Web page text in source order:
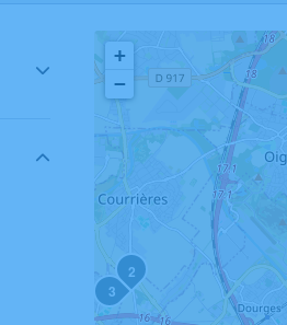
2
3
+
−